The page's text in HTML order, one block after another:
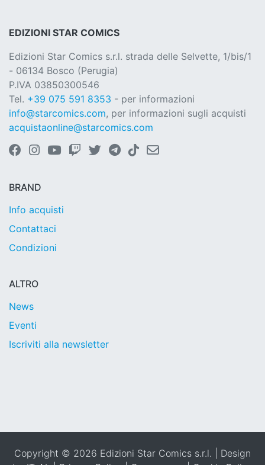
EDIZIONI STAR COMICS
Edizioni Star Comics s.r.l. strada delle Selvette, 1/bis/1
- 06134 Bosco (Perugia)
P.IVA 03850300546
Tel. +39 075 591 8353 - per informazioni
info@starcomics.com, per informazioni sugli acquisti
acquistaonline@starcomics.com
BRAND
Info acquisti
Contattaci
Condizioni
ALTRO
News
Eventi
Iscriviti alla newsletter
Copyright © 2026 Edizioni Star Comics s.r.l. | Design